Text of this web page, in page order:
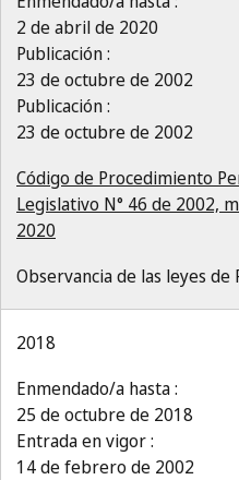
2 de abril de 2020
Publicación :
23 de octubre de 2002
Publicación :
23 de octubre de 2002
Código de Procedimiento
Legislativo N° 46 de 2002,
2020
Observancia de las leyes de
2018
Enmendado/a hasta :
25 de octubre de 2018
Entrada en vigor :
14 de febrero de 2002